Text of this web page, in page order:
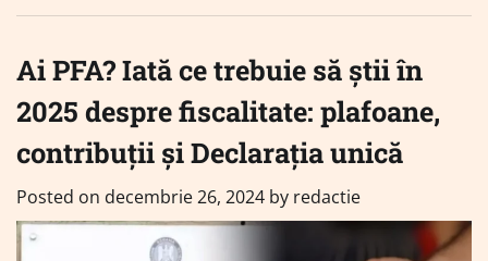
Ai PFA? Iată ce trebuie să știi în
2025 despre fiscalitate: plafoane,
contribuții și Declarația unică
Posted on decembrie 26, 2024 by redactie